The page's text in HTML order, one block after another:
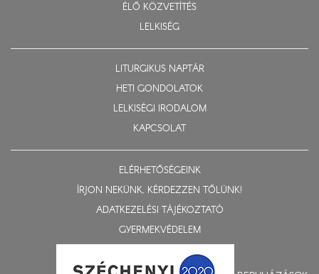
ÉLŐ KÖZVETÍTÉS
LELKISÉG
LITURGIKUS NAPTÁR
HETI GONDOLATOK
LELKISÉGI IRODALOM
KAPCSOLAT
ELÉRHETŐSÉGEINK
ÍRJON NEKÜNK, KÉRDEZZEN TŐLÜNK!
ADATKEZELÉSI TÁJÉKOZTATÓ
GYERMEKVÉDELEM